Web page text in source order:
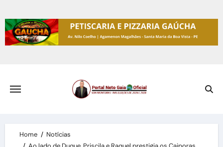
to
content
Home
Notícias